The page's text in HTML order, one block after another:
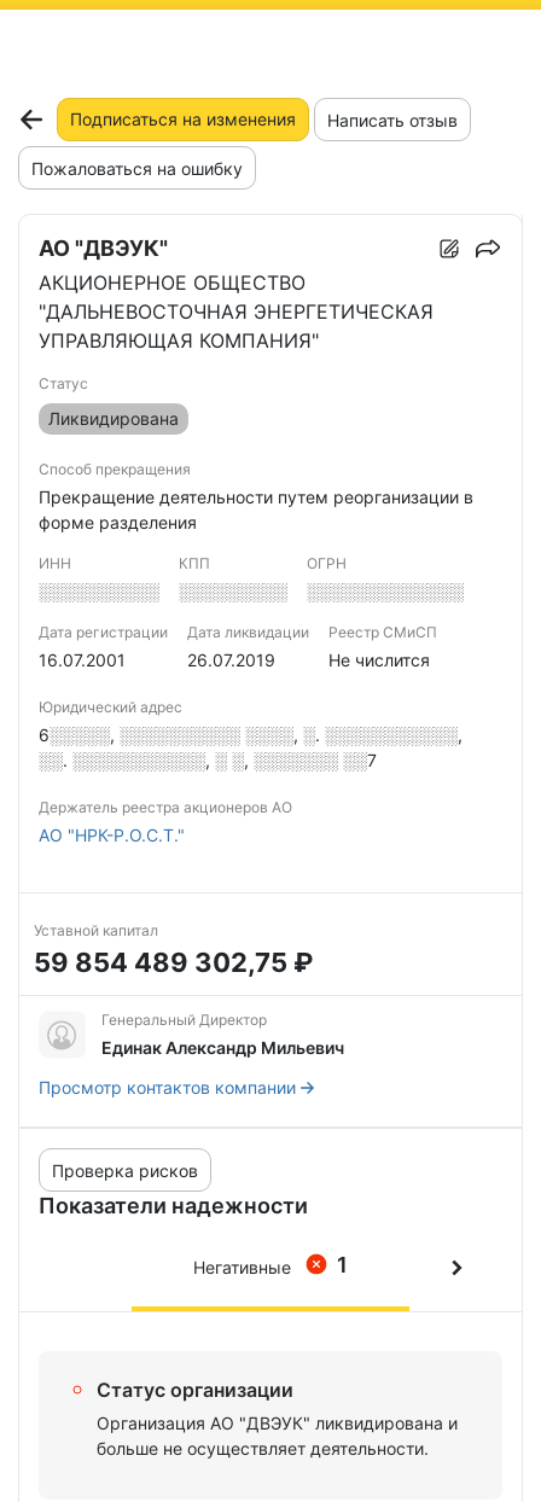
Подписаться на изменения Написать отзыв
Пожаловаться на ошибку
АО "ДВЭУК"
АКЦИОНЕРНОЕ ОБЩЕСТВО
"ДАЛЬНЕВОСТОЧНАЯ ЭНЕРГЕТИЧЕСКАЯ
УПРАВЛЯЮЩАЯ КОМПАНИЯ"
Статус
Ликвидирована
Способ прекращения
Прекращение деятельности путем реорганизации в
форме разделения
ИНН
░░░░░░░░░░
КПП
░░░░░░░░░
ОГРН
░░░░░░░░░░░░░
Дата регистрации
16.07.2001
Дата ликвидации
26.07.2019
Реестр СМиСП
Не числится
Юридический адрес
6░░░░░, ░░░░░░░░░░ ░░░░, ░. ░░░░░░░░░░░,
░░. ░░░░░░░░░░░, ░ ░, ░░░░░░░ ░░7
Держатель реестра акционеров АО
АО "НРК-Р.О.С.Т."
Уставной капитал
59 854 489 302,75 ₽
Генеральный Директор
Единак Александр Мильевич
Просмотр контактов компании
Показатели надежности
Проверка рисков
1
Негативные
Статус организации
Организация АО "ДВЭУК" ликвидирована и
больше не осуществляет деятельности.